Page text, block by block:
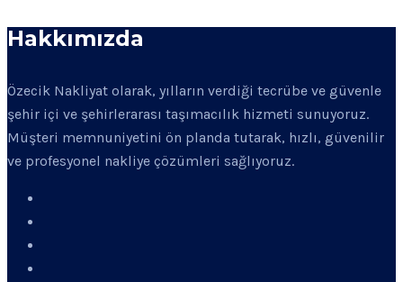
Hakkımızda
Özecik Nakliyat olarak, yılların verdiği tecrübe ve güvenle
şehir içi ve şehirlerarası taşımacılık hizmeti sunuyoruz.
Müşteri memnuniyetini ön planda tutarak, hızlı, güvenilir
ve profesyonel nakliye çözümleri sağlıyoruz.